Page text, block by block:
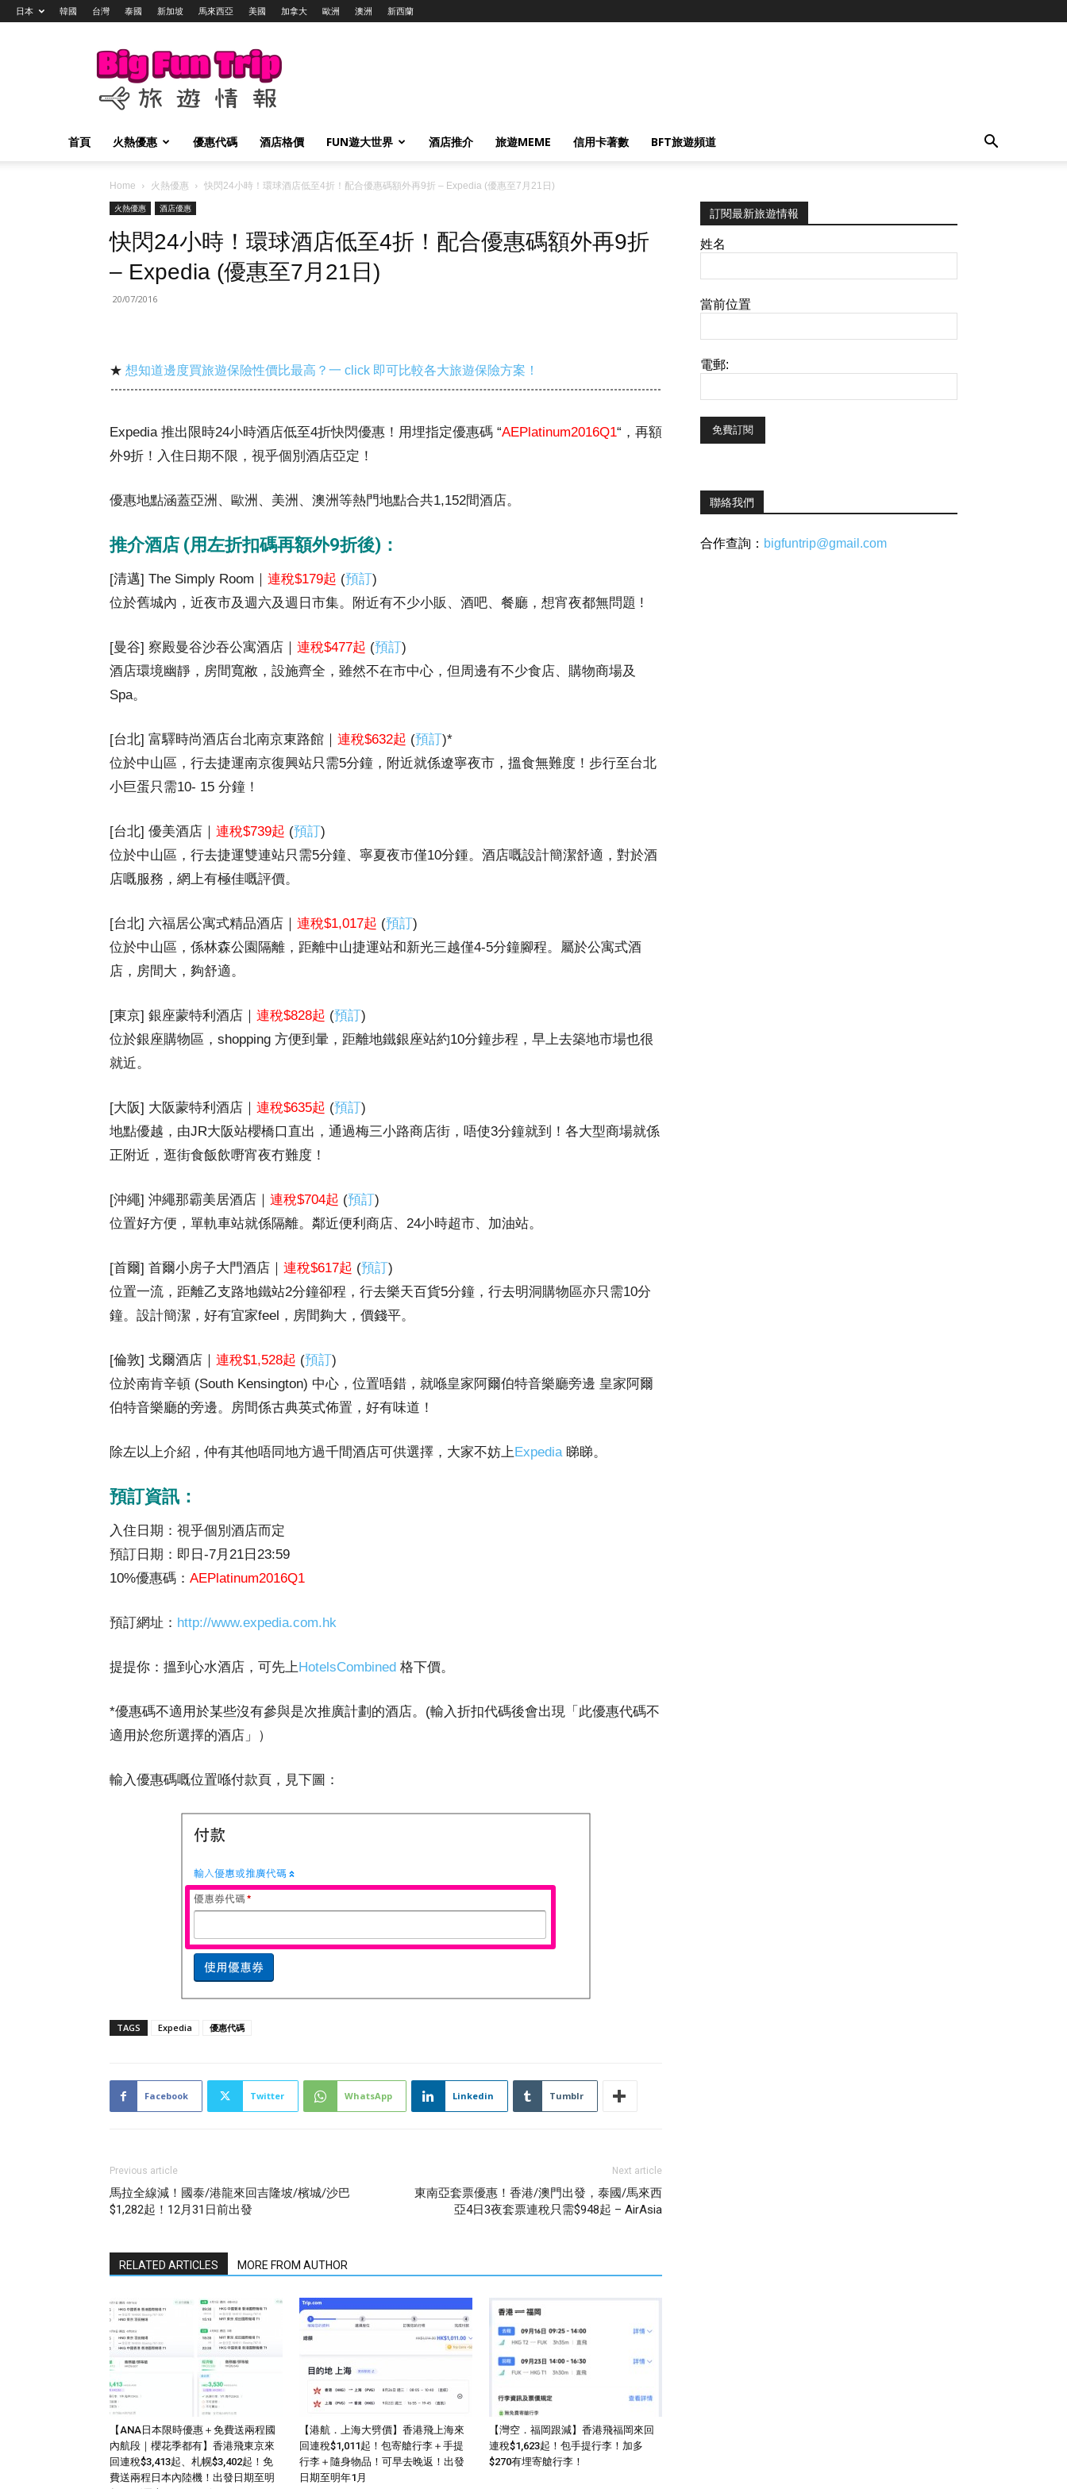
日本 韓國 台灣 泰國 新加坡 馬來西亞 美國 加拿大 歐洲 澳洲 新西蘭
Big
Trip
旅
情
報
首頁 火熱優惠 優惠代碼 酒店格價 FUN遊大世界 酒店推介 旅遊MEME 信用卡著數 BFT旅遊頻道
Home 火熱優惠
快閃24小時！環球酒店低至4折！配合優惠碼額外再9折 – Expedia (優惠至7月21日)
火熱優惠
酒店優惠
快閃24小時！環球酒店低至4折！配合優惠碼額外再9折
– Expedia (優惠至7月21日)
20/07/2016
★ 想知道邊度買旅遊保險性價比最高？一 click 即可比較各大旅遊保險方案！
Expedia 推出限時24小時酒店低至4折快閃優惠！用埋指定優惠碼 “AEPlatinum2016Q1“，再額
外9折！入住日期不限，視乎個別酒店亞定！
優惠地點涵蓋亞洲、歐洲、美洲、澳洲等熱門地點合共1,152間酒店。
推介酒店 (用左折扣碼再額外9折後)：
[清邁] The Simply Room｜ 連稅$179起 (預訂)
位於舊城內，近夜市及週六及週日市集。附近有不少小販、酒吧、餐廳，想宵夜都無問題 !
[曼谷] 察殿曼谷沙吞公寓酒店｜ 連稅$477起 (預訂)
酒店環境幽靜，房間寬敝，設施齊全，雖然不在市中心，但周邊有不少食店、購物商場及
Spa。
[台北] 富驛時尚酒店台北南京東路館｜ 連稅$632起 (預訂)*
位於中山區，行去捷運南京復興站只需5分鐘，附近就係遼寧夜市，搵食無難度！步行至台北
小巨蛋只需10- 15 分鐘！
[台北] 優美酒店｜ 連稅$739起 (預訂)
位於中山區，行去捷運雙連站只需5分鐘、寧夏夜市僅10分鍾。酒店嘅設計簡潔舒適，對於酒
店嘅服務，網上有極佳嘅評價。
[台北] 六福居公寓式精品酒店｜ 連稅$1,017起 (預訂)
位於中山區，係林森公園隔離，距離中山捷運站和新光三越僅4-5分鐘腳程。屬於公寓式酒
店，房間大，夠舒適。
[東京] 銀座蒙特利酒店 ｜ 連稅$828起 (預訂)
位於銀座購物區，shopping 方便到暈，距離地鐵銀座站約10分鐘步程，早上去築地市場也很
就近。
[大阪] 大阪蒙特利酒店｜ 連稅$635起 (預訂)
地點優越，由JR大阪站櫻橋口直出，通過梅三小路商店街，唔使3分鐘就到！各大型商場就係
正附近，逛街食飯飲嘢宵夜冇難度！
[沖繩] 沖繩那霸美居酒店｜ 連稅$704起 (預訂)
位置好方便，單軌車站就係隔離。鄰近便利商店、24小時超市、加油站。
[首爾] 首爾小房子大門酒店｜ 連稅$617起 (預訂)
位置一流，距離乙支路地鐵站2分鐘卻程，行去樂天百貨5分鐘，行去明洞購物區亦只需10分
鐘。設計簡潔，好有宜家feel，房間夠大，價錢平。
[倫敦] 戈爾酒店｜ 連稅$1,528起 (預訂)
位於南肯辛頓 (South Kensington) 中心，位置唔錯，就喺皇家阿爾伯特音樂廳旁邊 皇家阿爾
伯特音樂廳的旁邊。房間係古典英式佈置，好有味道！
除左以上介紹，仲有其他唔同地方過千間酒店可供選擇，大家不妨上Expedia睇睇。
預訂資訊：
入住日期：視乎個別酒店而定
預訂日期：即日-7月21日23:59
10%優惠碼： AEPlatinum2016Q1
預訂網址： http://www.expedia.com.hk
提提你：搵到心水酒店，可先上HotelsCombined 格下價。
*優惠碼不適用於某些沒有參與是次推廣計劃的酒店。(輸入折扣代碼後會出現「此優惠代碼不
適用於您所選擇的酒店」）
輸入優惠碼嘅位置喺付款頁，見下圖：
TAGS Expedia 優惠代碼
Facebook Twitter WhatsApp Linkedin Tumblr
Previous article
馬拉全線減！國泰/港龍來回吉隆坡/檳城/沙巴
$1,282起！12月31日前出發
Next article
東南亞套票優惠！香港/澳門出發，泰國/馬來西
亞4日3夜套票連稅只需$948起 – AirAsia
RELATED ARTICLES MORE FROM AUTHOR
【ANA日本限時優惠＋免費送兩程國
內航段｜櫻花季都有】香港飛東京來
回連稅$3,413起、札幌$3,402起！免
費送兩程日本內陸機！出發日期至明
【港航．上海大劈價】香港飛上海來
回連稅$1,011起！包寄艙行李＋手提
行李＋隨身物品！可早去晚返！出發
日期至明年1月
【灣空．福岡跟減】香港飛福岡來回
連稅$1,623起！包手提行李！加多
$270有埋寄艙行李！
訂閱最新旅遊情報
姓名
當前位置
電郵:
聯絡我們
合作查詢： bigfuntrip@gmail.com